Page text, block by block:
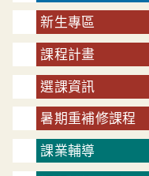
新生專區
課程計畫
選課資訊
暑期重補修課程
課業輔導